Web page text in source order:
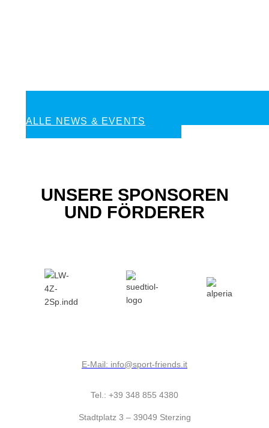
ALLE NEWS & EVENTS
UNSERE SPONSOREN
UND FÖRDERER
E-Mail: info@sport-friends.it
Tel.: +39 348 855 4380
Stadtplatz 3 – 39049 Sterzing